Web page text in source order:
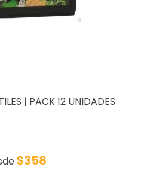
| PACK 12 UNIDADES
$358